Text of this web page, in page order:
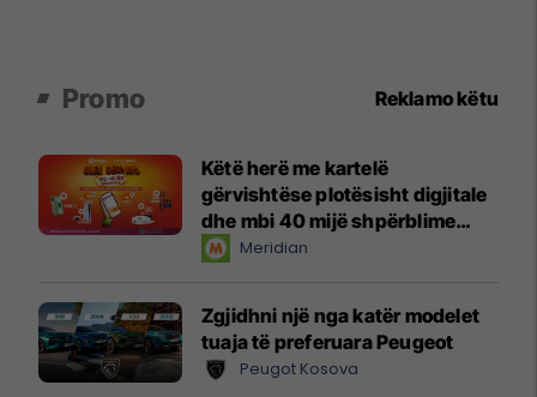
Promo Reklamo këtu
Këtë herë me kartelë
gërvishtëse plotësisht digjitale
dhe mbi 40 mijë shpërblime
instant!Meridian
Zgjidhni një nga katër modelet
tuaja të preferuara Peugeot
Peugot Kosova